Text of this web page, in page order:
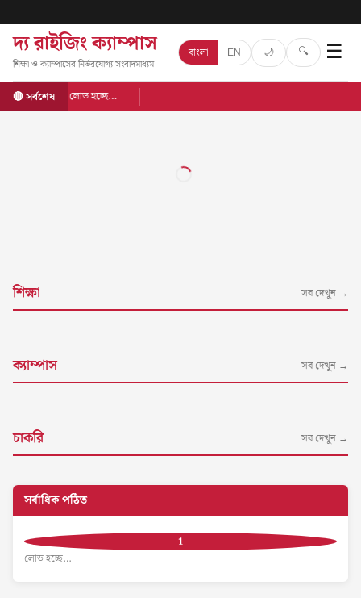
দ্য রাইজিং ক্যাম্পাস
শিক্ষা ও ক্যাম্পাসের নির্ভরযোগ্য সংবাদমাধ্যম
বাংলা EN 🌙 🔍 ☰
🔴 সর্বশেষ লোড হচ্ছে…
শিক্ষা সব দেখুন →
ক্যাম্পাস সব দেখুন →
চাকরি সব দেখুন →
সর্বাধিক পঠিত
লোড হচ্ছে…